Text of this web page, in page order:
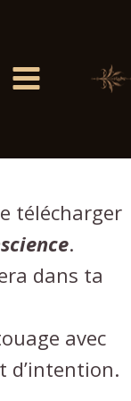
télécharger
.
dans ta
avec
d’intention.